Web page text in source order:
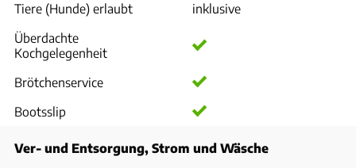
Tiere (Hunde) erlaubt
inklusive
Überdachte
Kochgelegenheit
Brötchenservice
Bootsslip
Ver- und Entsorgung, Strom und Wäsche